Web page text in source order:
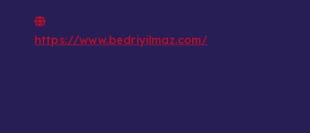
https://www.bedriyilmaz.com/